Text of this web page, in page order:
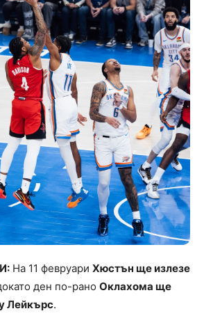
На 11 февруари Хюстън ще излезе
ден по-рано Оклахома ще
Лейкърс.